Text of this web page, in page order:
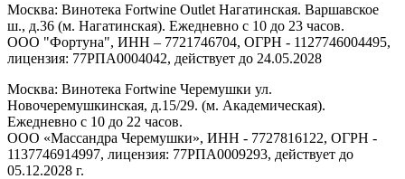
Москва: Винотека Fortwine Outlet Нагатинская. Варшавское
ш., д.36 (м. Нагатинская). Ежедневно с 10 до 23 часов.
ООО "Фортуна", ИНН – 7721746704, ОГРН - 1127746004495,
лицензия: 77РПА0004042, действует до 24.05.2028
Москва: Винотека Fortwine Черемушки ул.
Новочеремушкинская, д.15/29. (м. Академическая).
Ежедневно с 10 до 22 часов.
ООО «Массандра Черемушки», ИНН - 7727816122, ОГРН -
1137746914997, лицензия: 77РПА0009293, действует до
05.12.2028 г.